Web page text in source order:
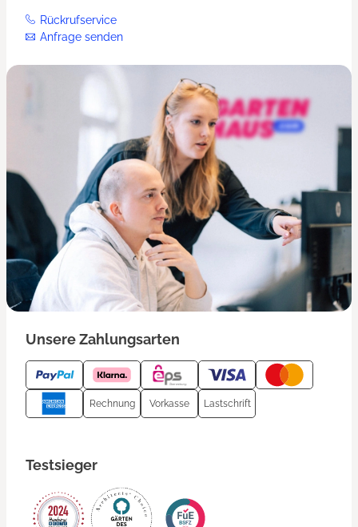
Rückrufservice
Anfrage senden
Unsere Zahlungsarten
Rechnung Vorkasse Lastschrift
Testsieger